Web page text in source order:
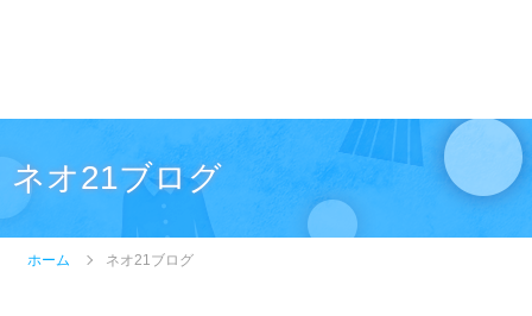
ネオ21ブログ
ホーム ネオ21ブログ